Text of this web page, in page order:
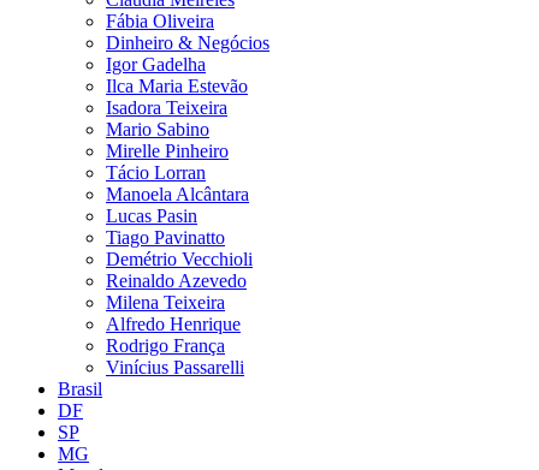
Fábia Oliveira
Dinheiro & Negócios
Igor Gadelha
Ilca Maria Estevão
Isadora Teixeira
Mario Sabino
Mirelle Pinheiro
Tácio Lorran
Manoela Alcântara
Lucas Pasin
Tiago Pavinatto
Demétrio Vecchioli
Reinaldo Azevedo
Milena Teixeira
Alfredo Henrique
Rodrigo França
Vinícius Passarelli
Brasil
DF
SP
MG